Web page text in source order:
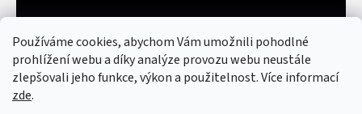
Používáme cookies, abychom Vám umožnili pohodlné
prohlížení webu a díky analýze provozu webu neustále
zlepšovali jeho funkce, výkon a použitelnost. Více informací
zde.